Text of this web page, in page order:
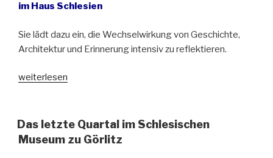
im Haus Schlesien
Sie lädt dazu ein, die Wechselwirkung von Geschichte,
Architektur und Erinnerung intensiv zu reflektieren.
„Unheimisch
Schlesien
heute
weiterlesen
Das letzte Quartal im Schlesischen
Museum zu Görlitz